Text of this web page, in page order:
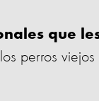
que
perros